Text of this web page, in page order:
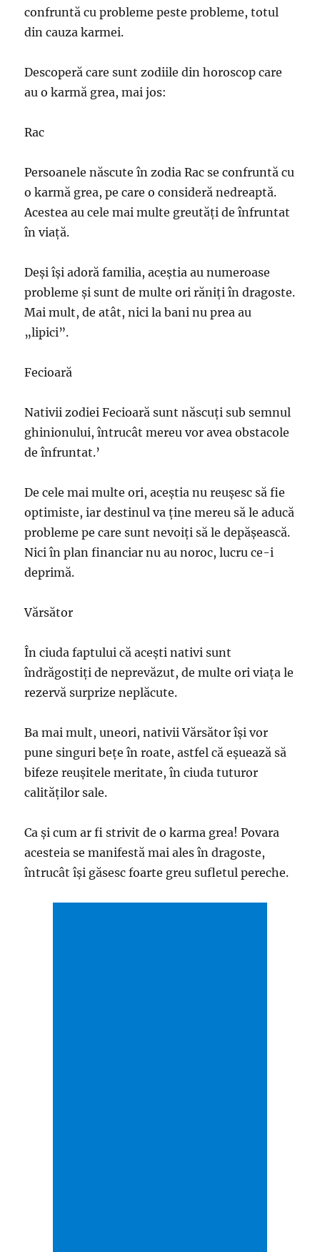
confruntă cu probleme peste probleme, totul
din cauza karmei.
Descoperă care sunt zodiile din horoscop care
au o karmă grea, mai jos:
Rac
Persoanele născute în zodia Rac se confruntă cu
o karmă grea, pe care o consideră nedreaptă.
Acestea au cele mai multe greutăți de înfruntat
în viață.
Deși își adoră familia, aceștia au numeroase
probleme și sunt de multe ori răniți în dragoste.
Mai mult, de atât, nici la bani nu prea au
„lipici”.
Fecioară
Nativii zodiei Fecioară sunt născuți sub semnul
ghinionului, întrucât mereu vor avea obstacole
de înfruntat.’
De cele mai multe ori, aceștia nu reușesc să fie
optimiste, iar destinul va ține mereu să le aducă
probleme pe care sunt nevoiți să le depășească.
Nici în plan financiar nu au noroc, lucru ce-i
deprimă.
Vărsător
În ciuda faptului că acești nativi sunt
îndrăgostiți de neprevăzut, de multe ori viața le
rezervă surprize neplăcute.
Ba mai mult, uneori, nativii Vărsător își vor
pune singuri bețe în roate, astfel că eșuează să
bifeze reușitele meritate, în ciuda tuturor
calităţilor sale.
Ca şi cum ar fi strivit de o karma grea! Povara
acesteia se manifestă mai ales în dragoste,
întrucât îşi găsesc foarte greu sufletul pereche.